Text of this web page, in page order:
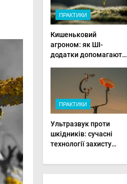
ПРАКТИКИ
Кишеньковий
агроном: як ШІ-
додатки допомагають
діагностувати хвороби
рослин миттєво
ПРАКТИКИ
Ультразвук проти
шкідників: сучасні
технології захисту
господарствах